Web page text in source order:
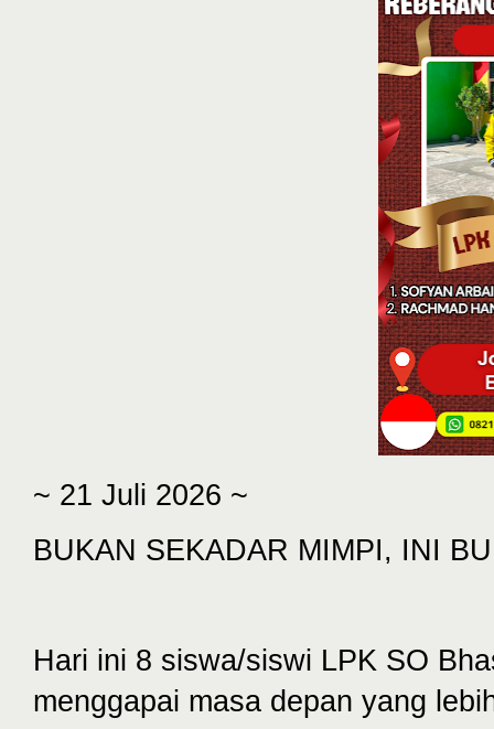
~ 21 Juli 2026 ~
BUKAN SEKADAR MIMPI, INI
Hari ini 8 siswa/siswi LPK SO
menggapai masa depan yang